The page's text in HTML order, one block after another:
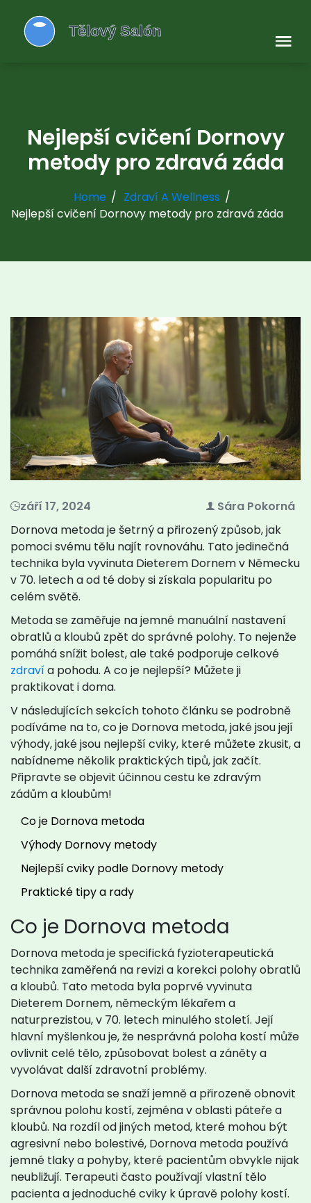
Nejlepší cvičení Dornovy
metody pro zdravá záda
Home
Zdraví A Wellness
Nejlepší cvičení Dornovy metody pro zdravá záda
září 17, 2024
Sára Pokorná
Dornova metoda je šetrný a přirozený způsob, jak
pomoci svému tělu najít rovnováhu. Tato jedinečná
technika byla vyvinuta Dieterem Dornem v Německu
v 70. letech a od té doby si získala popularitu po
celém světě.
Metoda se zaměřuje na jemné manuální nastavení
obratlů a kloubů zpět do správné polohy. To nejenže
pomáhá snížit bolest, ale také podporuje celkové
zdravía pohodu. A co je nejlepší? Můžete ji
praktikovat i doma.
V následujících sekcích tohoto článku se podrobně
podíváme na to, co je Dornova metoda, jaké jsou její
výhody, jaké jsou nejlepší cviky, které můžete zkusit, a
nabídneme několik praktických tipů, jak začít.
Připravte se objevit účinnou cestu ke zdravým
zádům a kloubům!
Co je Dornova metoda
Výhody Dornovy metody
Nejlepší cviky podle Dornovy metody
Praktické tipy a rady
Co je Dornova metoda
Dornova metoda je specifická fyzioterapeutická
technika zaměřená na revizi a korekci polohy obratlů
a kloubů. Tato metoda byla poprvé vyvinuta
Dieterem Dornem, německým lékařem a
naturprezistou, v 70. letech minulého století. Její
hlavní myšlenkou je, že nesprávná poloha kostí může
ovlivnit celé tělo, způsobovat bolest a záněty a
vyvolávat další zdravotní problémy.
Dornova metoda se snaží jemně a přirozeně obnovit
správnou polohu kostí, zejména v oblasti páteře a
kloubů. Na rozdíl od jiných metod, které mohou být
agresivní nebo bolestivé, Dornova metoda používá
jemné tlaky a pohyby, které pacientům obvykle nijak
neubližují. Terapeuti často používají vlastní tělo
pacienta a jednoduché cviky k úpravě polohy kostí.